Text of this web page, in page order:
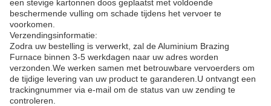
een stevige kartonnen doos geplaatst met voldoende
beschermende vulling om schade tijdens het vervoer te
voorkomen.
Verzendingsinformatie:
Zodra uw bestelling is verwerkt, zal de Aluminium Brazing
Furnace binnen 3-5 werkdagen naar uw adres worden
verzonden.We werken samen met betrouwbare vervoerders om
de tijdige levering van uw product te garanderen.U ontvangt een
trackingnummer via e-mail om de status van uw zending te
controleren.